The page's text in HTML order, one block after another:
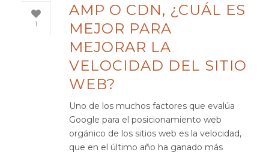
1
AMP O CDN, ¿CUÁL ES
MEJOR PARA
MEJORAR LA
VELOCIDAD DEL SITIO
WEB?
Uno de los muchos factores que evalúa
Google para el posicionamiento web
orgánico de los sitios web es la velocidad,
que en el último año ha ganado más